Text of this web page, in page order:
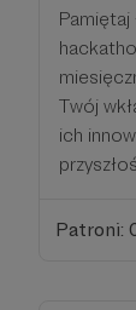
Twój
ich
Patroni: